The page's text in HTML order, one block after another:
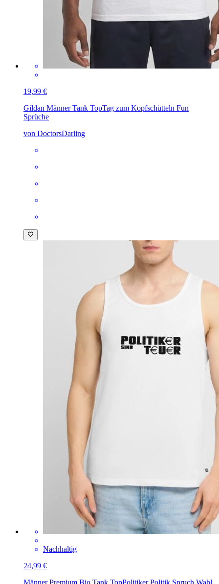
19,99 €
Gildan Männer Tank TopTag zum Kopfschütteln Fun
Sprüche
von DoctorsDarling
Nachhaltig
24,99 €
Männer Premium Bio Tank TopPolitiker Politik Spruch Wahl